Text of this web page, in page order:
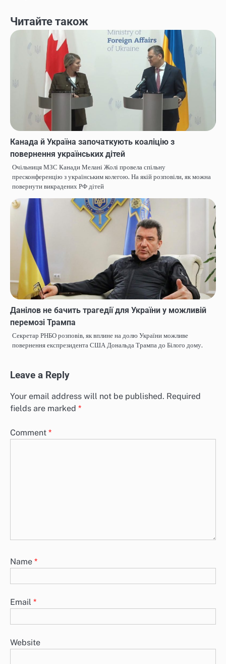
Читайте також
Канада й Україна започаткують коаліцію з
повернення українських дітей
Очільниця МЗС Канади Мелані Жолі провела спільну
пресконференцію з українським колегою. На якій розповіли, як можна
повернути викрадених РФ дітей
Данілов не бачить трагедії для України у можливій
перемозі Трампа
Секретар РНБО розповів, як вплине на долю України можливе
повернення експрезидента США Дональда Трампа до Білого дому.
Leave a Reply
Your email address will not be published. Required
fields are marked *
Comment *
Name *
Email *
Website